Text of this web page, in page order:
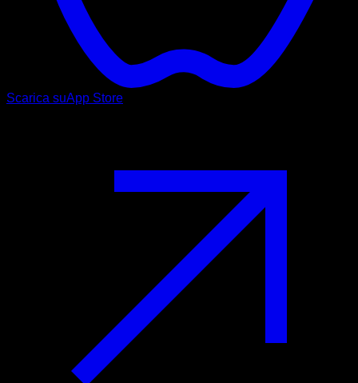
Scarica suApp Store